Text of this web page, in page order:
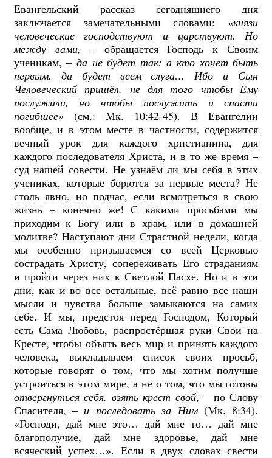
Евангельский рассказ сегодняшнего дня
заключается замечательными словами: «князи
человеческие господствуют и царствуют. Но
между вами, – обращается Господь к Своим
ученикам, – да не будет так: а кто хочет быть
первым, да будет всем слуга… Ибо и Сын
Человеческий пришёл, не для того чтобы Ему
послужили, но чтобы послужить и спасти
погибшее» (см.: Мк. 10:42-45). В Евангелии
вообще, и в этом месте в частности, содержится
вечный урок для каждого христианина, для
каждого последователя Христа, и в то же время –
суд нашей совести. Не узнаём ли мы себя в этих
учениках, которые борются за первые места? Не
столь явно, но подчас, если всмотреться в свою
жизнь – конечно же! С какими просьбами мы
приходим к Богу или в храм, или в домашней
молитве? Наступают дни Страстной недели, когда
мы особенно призываемся со всей Церковью
сострадать Христу, сопереживать Его страданиям
и пройти через них к Светлой Пасхе. Но и в эти
дни, как и во все остальные, всё равно все наши
мысли и чувства больше замыкаются на самих
себе. И мы, предстоя перед Господом, Который
есть Сама Любовь, распростёршая руки Свои на
Кресте, чтобы объять весь мир и принять каждого
человека, выкладываем список своих просьб,
которые говорят о том, что мы хотим получше
устроиться в этом мире, а не о том, что мы готовы
отвергнуться себя, взять крест свой, – по Слову
Спасителя, – и последовать за Ним(Мк. 8:34).
«Господи, дай мне это… дай мне то… дай мне
благополучие, дай мне здоровье, дай мне
всяческий успех…». Если в двух словах свести